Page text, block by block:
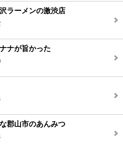
ラーメンの激渋店
ナが旨かった
郡山市のあんみつ